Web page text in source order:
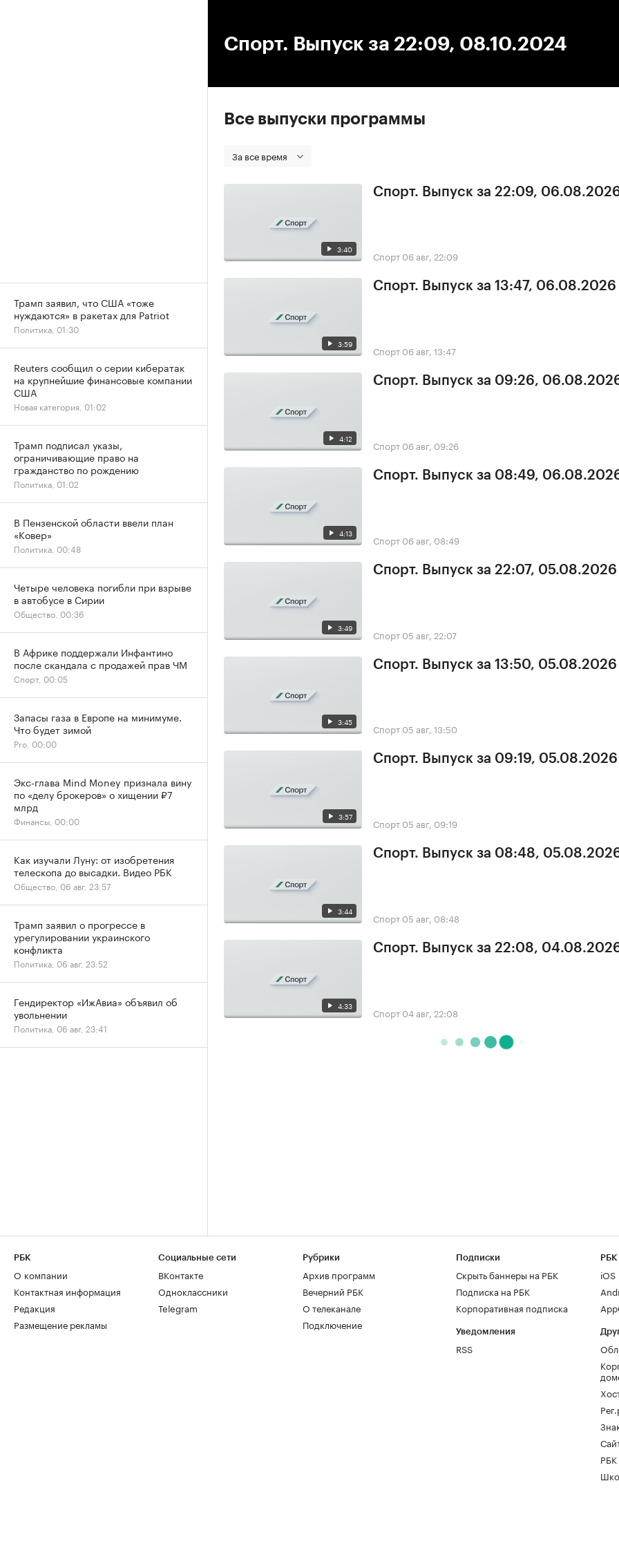
Спорт. Выпуск за 22:09, 08.10.2024
Все выпуски программы
За все время
3:40
Спорт. Выпуск за 22:09,
Спорт 06 авг, 22:09
3:59
Спорт. Выпуск за 13:47, 06.08.2026
Спорт 06 авг, 13:47
4:12
Спорт. Выпуск за 09:26,
Спорт 06 авг, 09:26
4:13
Спорт. Выпуск за 08:49,
Спорт 06 авг, 08:49
3:49
Спорт. Выпуск за 22:07, 05.08.2026
Спорт 05 авг, 22:07
3:45
Спорт. Выпуск за 13:50, 05.08.2026
Спорт 05 авг, 13:50
3:57
Спорт. Выпуск за 09:19, 05.08.2026
Спорт 05 авг, 09:19
3:44
Спорт. Выпуск за 08:48,
Спорт 05 авг, 08:48
4:33
Спорт. Выпуск за 22:08,
Спорт 04 авг, 22:08
Трамп заявил, что США «тоже
нуждаются» в ракетах для Patriot
Политика, 01:30
Reuters сообщил о серии кибератак
на крупнейшие финансовые компании
США
Новая категория, 01:02
Трамп подписал указы,
ограничивающие право на
гражданство по рождению
Политика, 01:02
В Пензенской области ввели план
«Ковер»
Политика, 00:48
Четыре человека погибли при взрыве
в автобусе в Сирии
Общество, 00:36
В Африке поддержали Инфантино
после скандала с продажей прав ЧМ
Спорт, 00:05
Запасы газа в Европе на минимуме.
Что будет зимой
Pro, 00:00
Экс-глава Mind Money признала вину
по «делу брокеров» о хищении ₽7
млрд
Финансы, 00:00
Как изучали Луну: от изобретения
телескопа до высадки. Видео РБК
Общество, 06 авг, 23:57
Трамп заявил о прогрессе в
урегулировании украинского
конфликта
Политика, 06 авг, 23:52
Гендиректор «ИжАвиа» объявил об
увольнении
Политика, 06 авг, 23:41
РБК
О компании
Контактная информация
Редакция
Размещение рекламы
Социальные сети
ВКонтакте
Одноклассники
Telegram
Рубрики
Архив программ
Вечерний РБК
О телеканале
Подключение
Подписки
Скрыть баннеры на РБК
Подписка на РБК
Корпоративная подписка
Уведомления
RSS
РБК
iOS